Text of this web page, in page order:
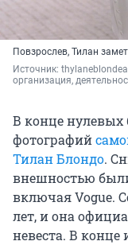
Повзрослев, Тилан
Источник:
организация,
В конце
фотографий
Тилан Блондо.
внешностью
включая Vogue.
лет, и она
невеста. В